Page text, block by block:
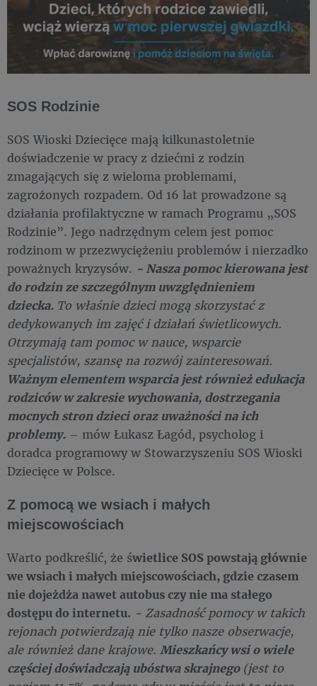
SOS Rodzinie
SOS Wioski Dziecięce mają kilkunastoletnie
doświadczenie w pracy z dziećmi z rodzin
zmagających się z wieloma problemami,
zagrożonych rozpadem. Od 16 lat prowadzone są
działania profilaktyczne w ramach Programu „SOS
Rodzinie”. Jego nadrzędnym celem jest pomoc
rodzinom w przezwyciężeniu problemów i nierzadko
poważnych kryzysów. - Nasza pomoc kierowana jest
do rodzin ze szczególnym uwzględnieniem
dziecka. To właśnie dzieci mogą skorzystać z
dedykowanych im zajęć i działań świetlicowych.
Otrzymają tam pomoc w nauce, wsparcie
specjalistów, szansę na rozwój zainteresowań.
Ważnym elementem wsparcia jest również edukacja
rodziców w zakresie wychowania, dostrzegania
mocnych stron dzieci oraz uważności na ich
problemy. – mów Łukasz Łagód, psycholog i
doradca programowy w Stowarzyszeniu SOS Wioski
Dziecięce w Polsce.
Z pomocą we wsiach i małych
miejscowościach
Warto podkreślić, że świetlice SOS powstają głównie
we wsiach i małych miejscowościach, gdzie czasem
nie dojeżdża nawet autobus czy nie ma stałego
dostępu do internetu. - Zasadność pomocy w takich
rejonach potwierdzają nie tylko nasze obserwacje,
ale również dane krajowe. Mieszkańcy wsi o wiele
częściej doświadczają ubóstwa skrajnego (jest to